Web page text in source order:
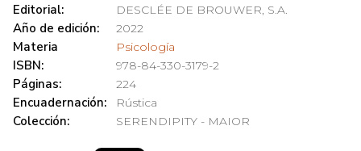
Editorial: DESCLÉE DE BROUWER, S.A.
Año de edición: 2022
Materia Psicología
ISBN: 978-84-330-3179-2
Páginas: 224
Encuadernación: Rústica
Colección: SERENDIPITY - MAIOR